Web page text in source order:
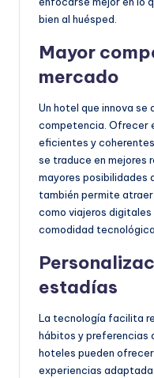
bien al huésped.
Mayor
mercado
Un hotel que innova
competencia. Ofrecer
eficientes y
se traduce en mejores
mayores posibilidades
también permite atraer
como viajeros
comodidad
estadías
La tecnología facilita
hábitos y preferencias
hoteles pueden
experiencias